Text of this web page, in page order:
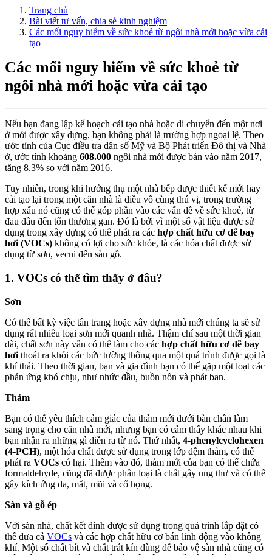
Trang chủ
Bài viết tư vấn, chia sẻ kinh nghiệm
Các mối nguy hiểm về sức khoẻ từ ngôi nhà mới hoặc vừa cải
tạo
Các mối nguy hiểm về sức khoẻ từ
ngôi nhà mới hoặc vừa cải tạo
Nếu bạn đang lập kế hoạch cải tạo nhà hoặc di chuyển đến một nơi
ở mới được xây dựng, bạn không phải là trường hợp ngoại lệ. Theo
ước tính của Cục điều tra dân số Mỹ và Bộ Phát triển Đô thị và Nhà
ở, ước tính khoảng 608.000 ngôi nhà mới được bán vào năm 2017,
tăng 8.3% so với năm 2016.
Tuy nhiên, trong khi hưởng thụ một nhà bếp được thiết kế mới hay
cải tạo lại trong một căn nhà là điều vô cùng thú vị, trong trường
hợp xấu nó cũng có thể góp phần vào các vấn đề về sức khoẻ, từ
đau đầu đến tổn thương gan. Đó là bởi vì một số vật liệu được sử
dụng trong xây dựng có thể phát ra các hợp chất hữu cơ dễ bay
hơi (VOCs) không có lợi cho sức khỏe, là các hóa chất được sử
dụng từ sơn, vecni đến sàn gỗ.
1. VOCs có thể tìm thấy ở đâu?
Sơn
Có thể bất kỳ việc tân trang hoặc xây dựng nhà mới chúng ta sẽ sử
dụng rất nhiều loại sơn mới quanh nhà. Thậm chí sau một thời gian
dài, chất sơn này vẫn có thể làm cho các hợp chất hữu cơ dễ bay
hơi thoát ra khỏi các bức tường thông qua một quá trình được gọi là
khí thải. Theo thời gian, bạn và gia đình bạn có thể gặp một loạt các
phản ứng khó chịu, như nhức đầu, buồn nôn và phát ban.
Thảm
Bạn có thể yêu thích cảm giác của thảm mới dưới bàn chân làm
sang trọng cho căn nhà mới, nhưng bạn có cảm thấy khác nhau khi
bạn nhận ra những gì diễn ra từ nó. Thứ nhất, 4-phenylcyclohexen
(4-PCH), một hóa chất được sử dụng trong lớp đệm thảm, có thể
phát ra VOCs có hại. Thêm vào đó, thảm mới của bạn có thể chứa
formaldehyde, cũng đã được phân loại là chất gây ung thư và có thể
gây kích ứng da, mắt, mũi và cổ họng.
Sàn và gỗ ép
Với sàn nhà, chất kết dính được sử dụng trong quá trình lắp đặt có
thể đưa cả VOCs và các hợp chất hữu cơ bán linh động vào không
khí. Một số chất bít và chất trát kín dùng để bảo vệ sàn nhà cũng có